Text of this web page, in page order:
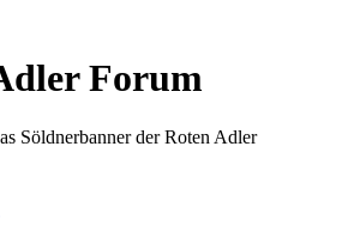
Forum
Söldnerbanner der Roten Adler